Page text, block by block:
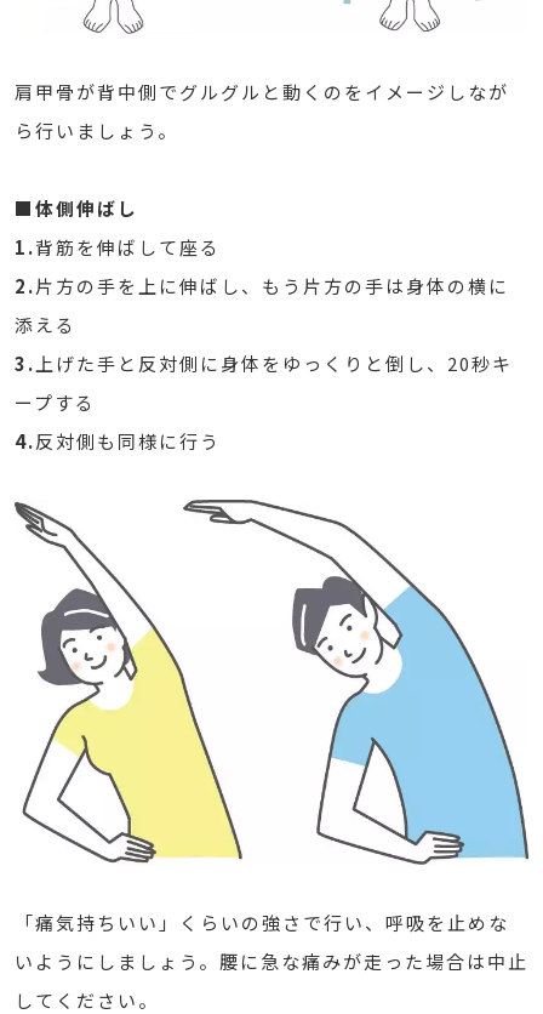
肩甲骨が背中側でグルグルと動くのをイメージしなが
ら行いましょう。
■体側伸ばし
1.背筋を伸ばして座る
2.片方の手を上に伸ばし、もう片方の手は身体の横に
添える
3. 上げた手と反対側に身体をゆっくりと倒し、20秒キ
ープする
4.反対側も同様に行う
「痛気持ちいい」くらいの強さで行い、呼吸を止めな
いようにしましょう。腰に急な痛みが走った場合は中止
してください。